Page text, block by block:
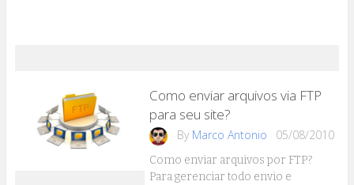
Como enviar arquivos via FTP
para seu site?
By Marco Antonio 05/08/2010
Como enviar arquivos por FTP?
Para gerenciar todo envio e